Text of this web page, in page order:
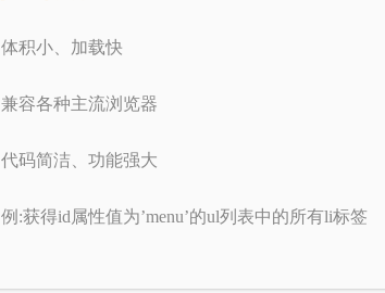
体积小、加载快
兼容各种主流浏览器
代码简洁、功能强大
例:获得id属性值为’menu’的ul列表中的所有li标签